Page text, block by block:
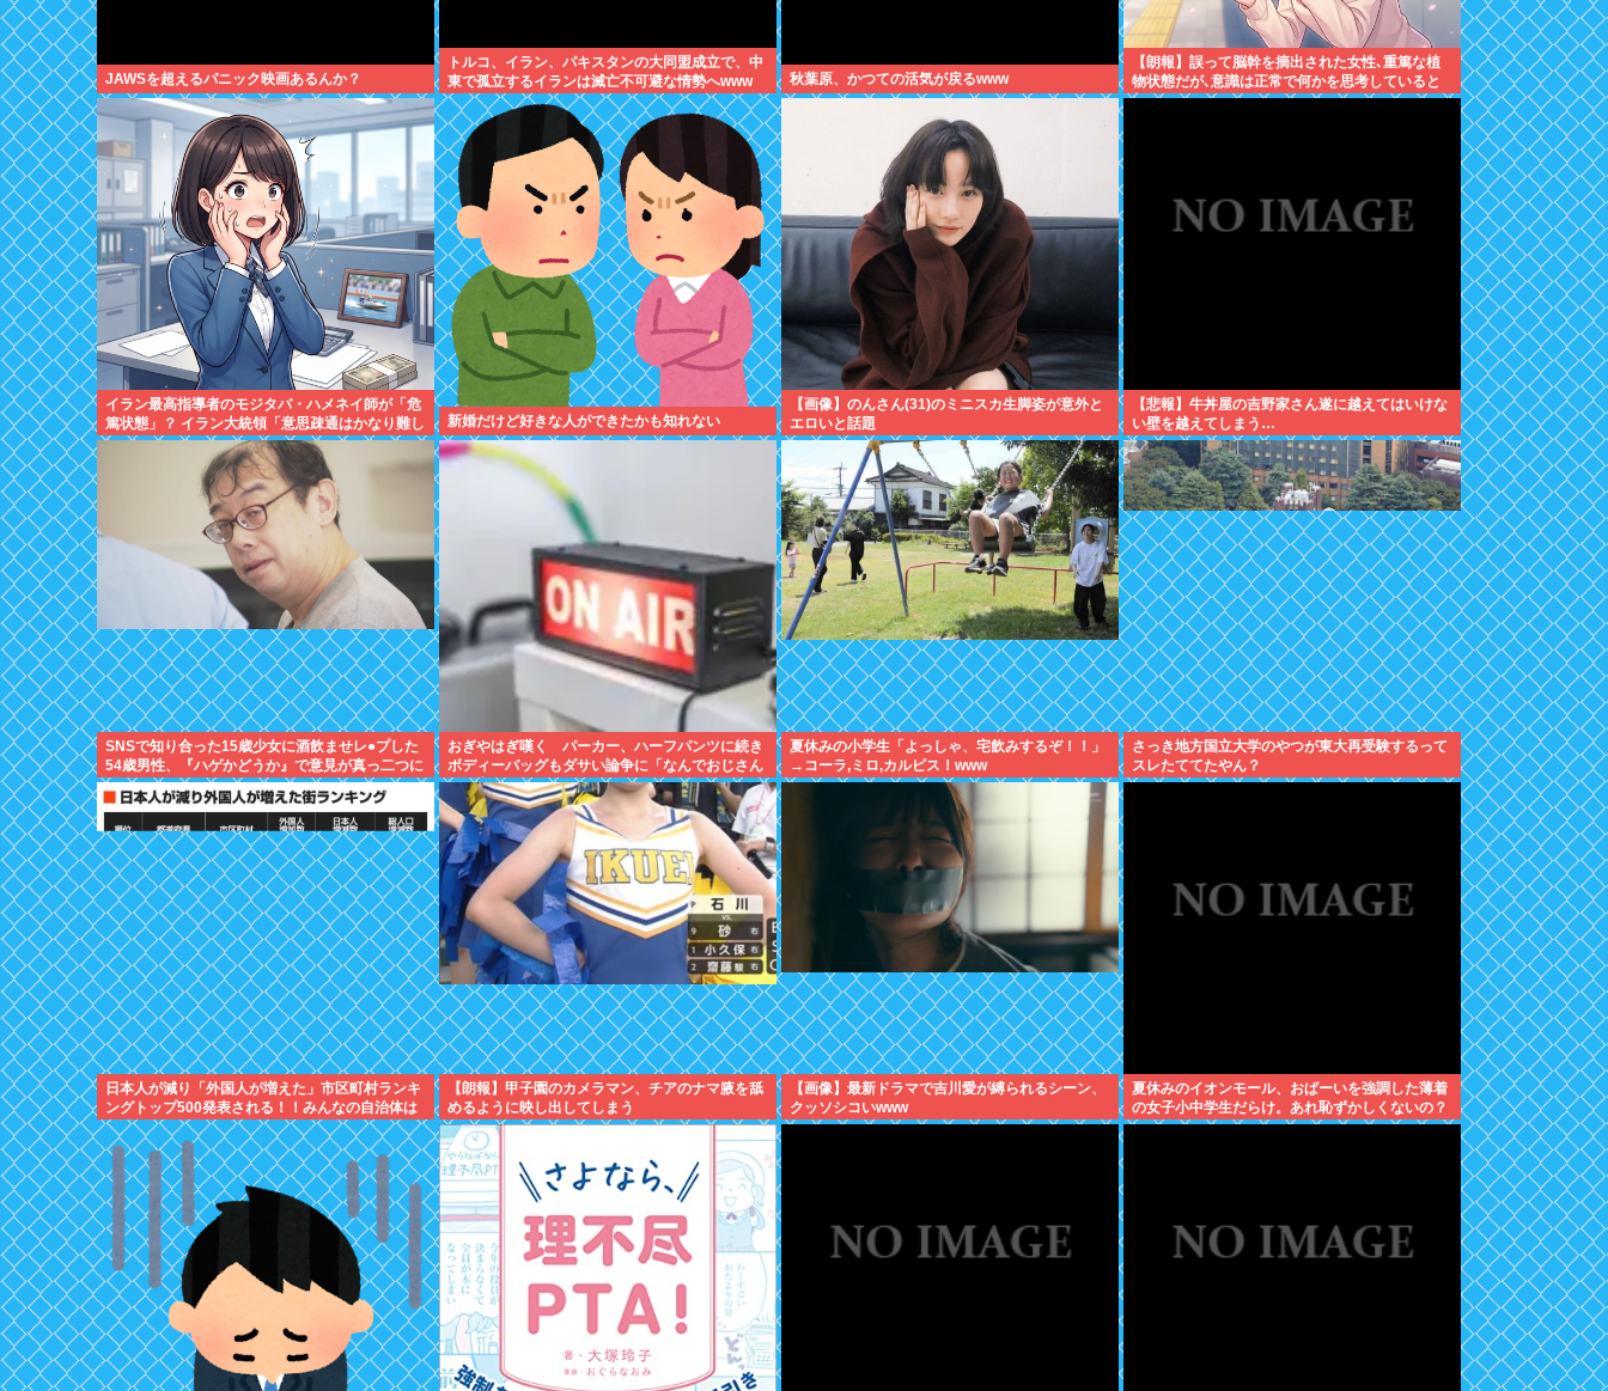
JAWSを超えるパニック映画あるんか？
トルコ、イラン、パキスタンの大同盟成立で、中
東で孤立するイランは滅亡不可避な情勢へwww
秋葉原、かつての活気が戻るwww
【朗報】誤って脳幹を摘出された女性､重篤な植
物状態だが､意識は正常で何かを思考していると
判明
イラン最高指導者のモジタバ・ハメネイ師が「危
篤状態」？ イラン大統領「意思疎通はかなり難し
い」
新婚だけど好きな人ができたかも知れない
【画像】のんさん(31)のミニスカ生脚姿が意外と
エロいと話題
【悲報】牛丼屋の吉野家さん遂に越えてはいけな
い壁を越えてしまう…
SNSで知り合った15歳少女に酒飲ませレ●プした
54歳男性、『ハゲかどうか』で意見が真っ二つに
分かれる
おぎやはぎ嘆く パーカー、ハーフパンツに続き
ボディーバッグもダサい論争に「なんでおじさん
だけ言われるの？」
夏休みの小学生「よっしゃ、宅飲みするぞ！！」
→コーラ,ミロ,カルピス！www
さっき地方国立大学のやつが東大再受験するって
スレたててたやん？
日本人が減り「外国人が増えた」市区町村ランキ
ングトップ500発表される！！みんなの自治体は
何位かな？？
【朗報】甲子園のカメラマン、チアのナマ腋を舐
めるように映し出してしまう
【画像】最新ドラマで吉川愛が縛られるシーン、
クッソシコいwww
夏休みのイオンモール、おぱーいを強調した薄着
の女子小中学生だらけ。あれ恥ずかしくないの？